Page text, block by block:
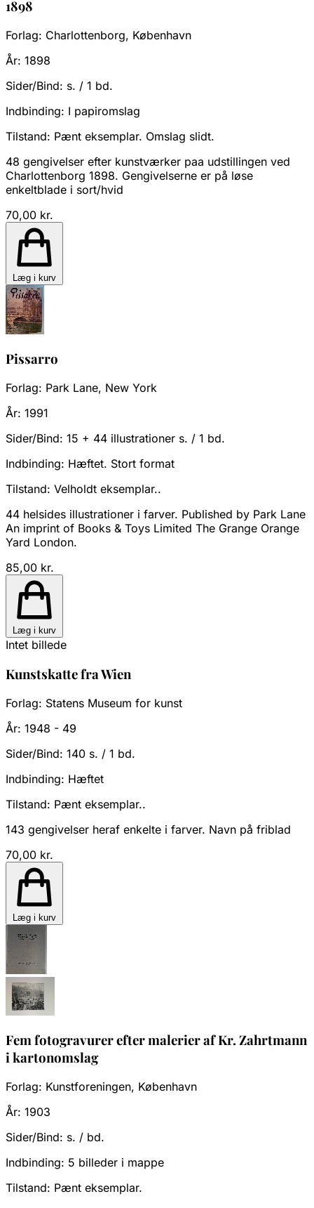
1898
Forlag: Charlottenborg, København
År: 1898
Sider/Bind: s. / 1 bd.
Indbinding: I papiromslag
Tilstand: Pænt eksemplar. Omslag slidt.
48 gengivelser efter kunstværker paa udstillingen ved
Charlottenborg 1898. Gengivelserne er på løse
enkeltblade i sort/hvid
70,00 kr.
Læg i kurv
Pissarro
Forlag: Park Lane, New York
År: 1991
Sider/Bind: 15 + 44 illustrationer s. / 1 bd.
Indbinding: Hæftet. Stort format
Tilstand: Velholdt eksemplar..
44 helsides illustrationer i farver. Published by Park Lane
An imprint of Books & Toys Limited The Grange Orange
Yard London.
85,00 kr.
Læg i kurv
Intet billede
Kunstskatte fra Wien
Forlag: Statens Museum for kunst
År: 1948 - 49
Sider/Bind: 140 s. / 1 bd.
Indbinding: Hæftet
Tilstand: Pænt eksemplar..
143 gengivelser heraf enkelte i farver. Navn på friblad
70,00 kr.
Læg i kurv
Fem fotogravurer efter malerier af Kr. Zahrtmann
i kartonomslag
Forlag: Kunstforeningen, København
År: 1903
Sider/Bind: s. / bd.
Indbinding: 5 billeder i mappe
Tilstand: Pænt eksemplar.